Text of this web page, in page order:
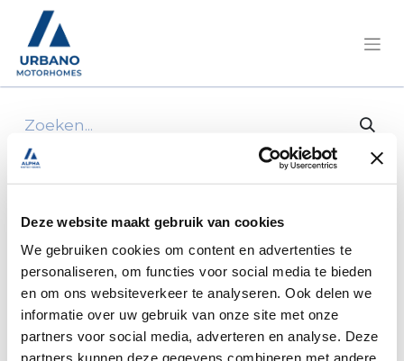
Deze website maakt gebruik van cookies
We gebruiken cookies om content en advertenties te
personaliseren, om functies voor social media te bieden
en om ons websiteverkeer te analyseren. Ook delen we
informatie over uw gebruik van onze site met onze
partners voor social media, adverteren en analyse. Deze
partners kunnen deze gegevens combineren met andere
Alle producten
Achterrok rechts onder garage elnagh